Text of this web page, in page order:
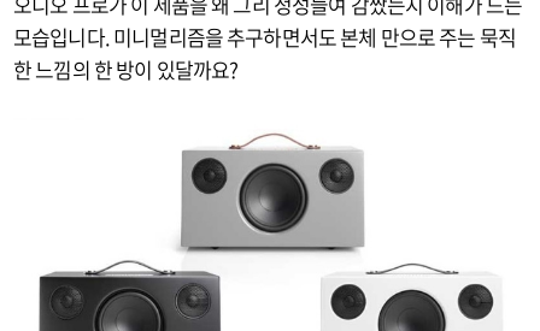
모습입니다. 미니멀리즘을 추구하면서도 본체 만으로 주는 묵직
한 느낌의 한 방이 있달까요?